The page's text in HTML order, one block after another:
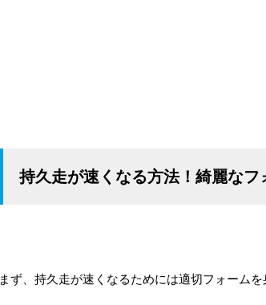
持久走が速くなる方法！綺麗なフ
まず、持久走が速くなるためには適切フォームを